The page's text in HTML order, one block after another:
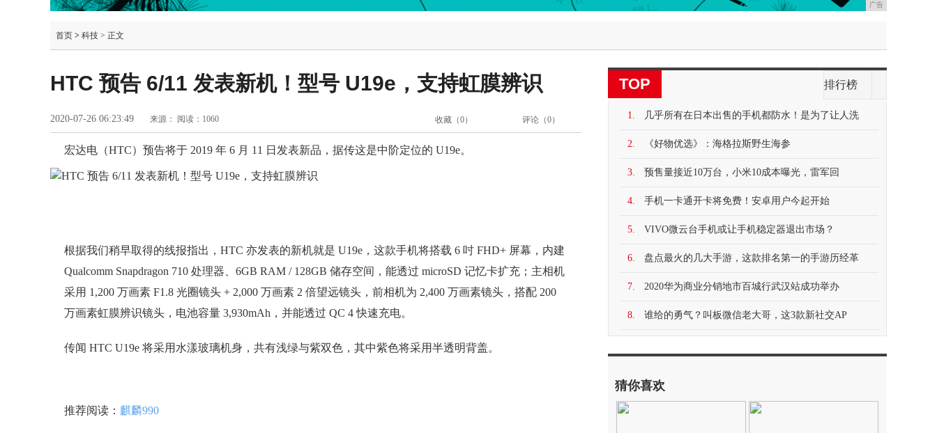
广告
首页 > 科技 > 正文
HTC 预告 6/11 发表新机！型号 U19e，支持虹膜辨识
2020-07-26 06:23:49 来源： 阅读：1060 评论（0）
收藏（0）
宏达电（HTC）预告将于 2019 年 6 月 11 日发表新品，据传这是中阶定位的 U19e。
根据我们稍早取得的线报指出，HTC 亦发表的新机就是 U19e，这款手机将搭载 6 吋 FHD+ 屏幕，内建
Qualcomm Snapdragon 710 处理器、6GB RAM / 128GB 储存空间，能透过 microSD 记忆卡扩充；主相机
采用 1,200 万画素 F1.8 光圈镜头 + 2,000 万画素 2 倍望远镜头，前相机为 2,400 万画素镜头，搭配 200
万画素虹膜辨识镜头，电池容量 3,930mAh，并能透过 QC 4 快速充电。
传闻 HTC U19e 将采用水漾玻璃机身，共有浅绿与紫双色，其中紫色将采用半透明背盖。
推荐阅读： 麒麟990
TOP 排行榜
1. 几乎所有在日本出售的手机都防水！是为了让人洗
2. 《好物优选》：海格拉斯野生海参
3. 预售量接近10万台，小米10成本曝光，雷军回
4. 手机一卡通开卡将免费！安卓用户今起开始
5. VIVO微云台手机或让手机稳定器退出市场？
6. 盘点最火的几大手游，这款排名第一的手游历经革
7. 2020华为商业分销地市百城行武汉站成功举办
8. 谁给的勇气？叫板微信老大哥，这3款新社交AP
猜你喜欢